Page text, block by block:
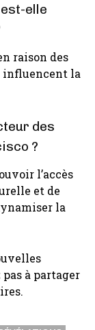
elle
raison des
influencent la
des
?
l’accès
et de
la
à partager